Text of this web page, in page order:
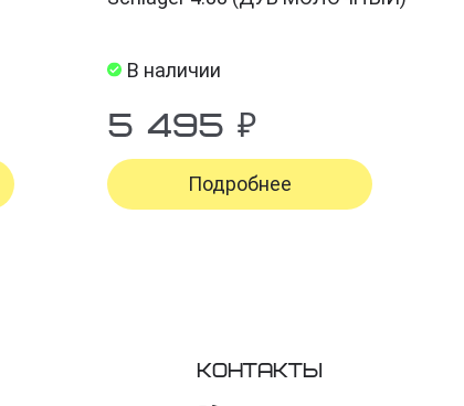
В наличии
5 495 ₽
Подробнее
Контакты